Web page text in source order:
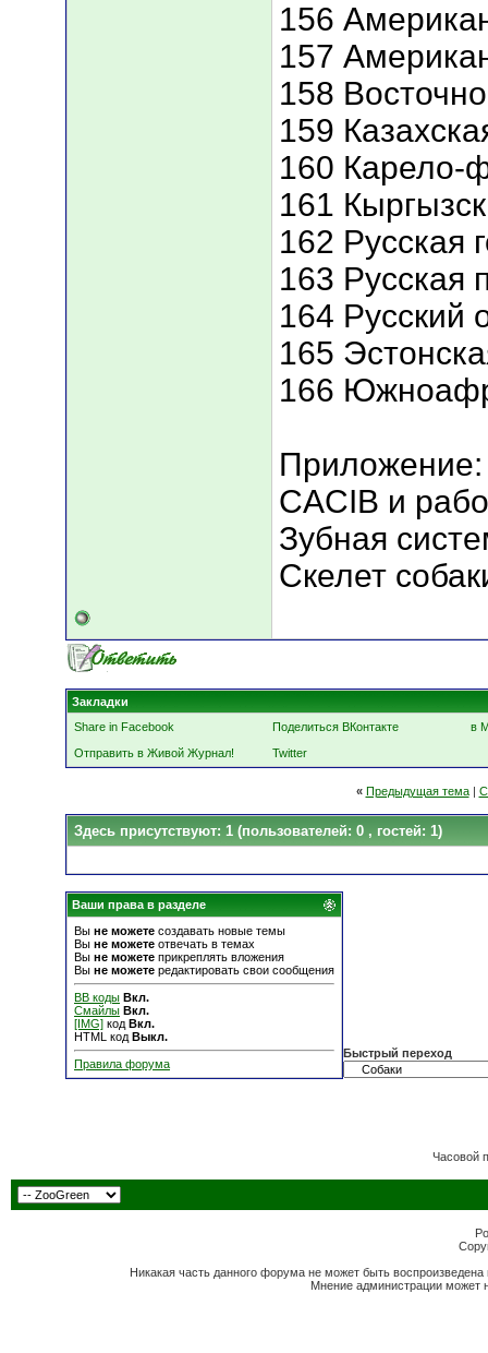
156
157
158
159
160 Карело-
161
162 Русская
163 Русская
164 Русский
165
166
Приложение:
CACIB и
Зубная
Скелет
Закладки
Share in Facebook
Поделиться ВКонтакте
в
Отправить в Живой Журнал!
Twitter
« Предыдущая тема|
Здесь присутствуют: 1 (пользователей: 0 , гостей: 1)
Ваши права в разделе
Вы не можете создавать новые темы
Вы не можете отвечать в темах
Вы не можете прикреплять вложения
Вы не можете редактировать свои сообщения
BB коды Вкл.
Смайлы Вкл.
[IMG] код Вкл.
HTML код Выкл.
Правила форума
Быстрый переход
Часовой
Никакая часть данного форума не может быть
Мнение администрации может